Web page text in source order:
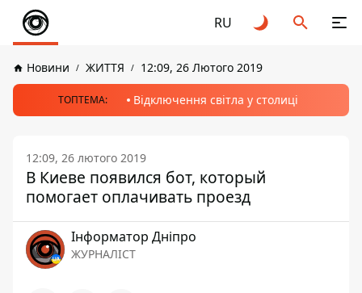
RU
Новини ЖИТТЯ 12:09, 26 Лютого 2019
ТОПТЕМА: Відключення світла у столиці
12:09, 26 лютого 2019
В Киеве появился бот, который
помогает оплачивать проезд
Інформатор Дніпро
ЖУРНАЛІСТ